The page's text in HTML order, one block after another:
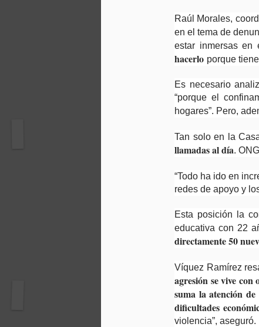
Raúl Morales,
en el tema de
estar inmersas en
hacerlo porque
Es necesario
“porque el
hogares”. Pero,
Tan solo en la
llamadas al día.
“Todo ha ido en
redes de apoyo y
Esta posición la
educativa con 22
directamente 50
Víquez Ramírez
agresión se vive con
suma la atención
dificultades
violencia”, aseguró.